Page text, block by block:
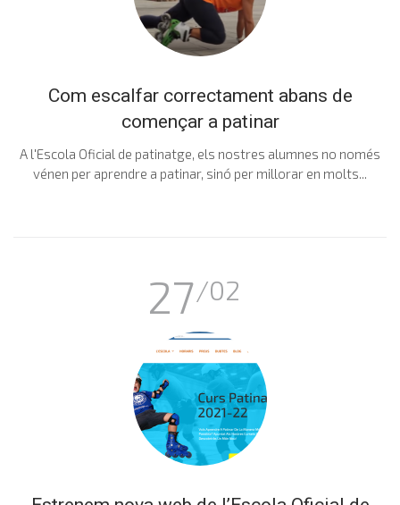
Com escalfar correctament abans de
començar a patinar
A l'Escola Oficial de patinatge, els nostres alumnes no només
vénen per aprendre a patinar, sinó per millorar en molts...
27/02